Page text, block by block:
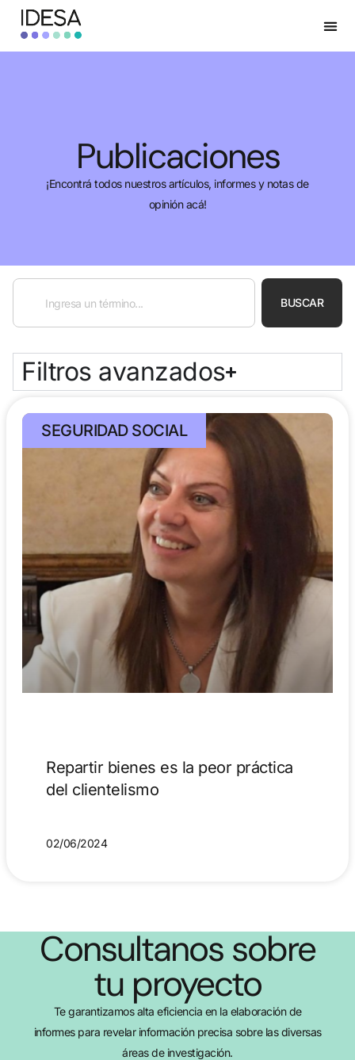
Publicaciones
¡Encontrá todos nuestros artículos, informes y notas de
opinión acá!
BUSCAR
Filtros avanzados
SEGURIDAD SOCIAL
Repartir bienes es la peor práctica
del clientelismo
02/06/2024
Consultanos sobre
tu proyecto
Te garantizamos alta eficiencia en la elaboración de
informes para revelar información precisa sobre las diversas
áreas de investigación.